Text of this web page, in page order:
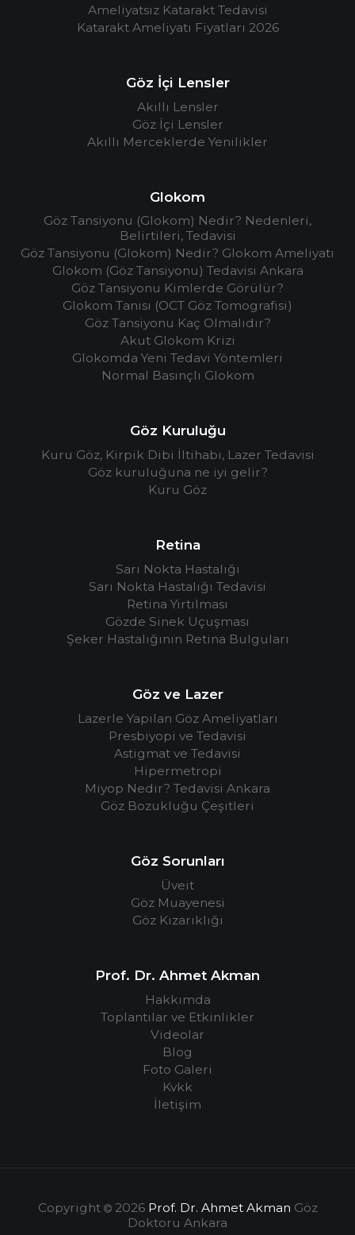
Ameliyatsız Katarakt Tedavisi
Katarakt Ameliyatı Fiyatları 2026
Göz İçi Lensler
Akıllı Lensler
Göz İçi Lensler
Akıllı Merceklerde Yenilikler
Glokom
Göz Tansiyonu (Glokom) Nedir? Nedenleri,
Belirtileri, Tedavisi
Göz Tansiyonu (Glokom) Nedir? Glokom Ameliyatı
Glokom (Göz Tansiyonu) Tedavisi Ankara
Göz Tansiyonu Kimlerde Görülür?
Glokom Tanısı (OCT Göz Tomografisi)
Göz Tansiyonu Kaç Olmalıdır?
Akut Glokom Krizi
Glokomda Yeni Tedavi Yöntemleri
Normal Basınçlı Glokom
Göz Kuruluğu
Kuru Göz, Kirpik Dibi İltihabı, Lazer Tedavisi
Göz kuruluğuna ne iyi gelir?
Kuru Göz
Retina
Sarı Nokta Hastalığı
Sarı Nokta Hastalığı Tedavisi
Retina Yırtılması
Gözde Sinek Uçuşması
Şeker Hastalığının Retina Bulguları
Göz ve Lazer
Lazerle Yapılan Göz Ameliyatları
Presbiyopi ve Tedavisi
Astigmat ve Tedavisi
Hipermetropi
Miyop Nedir? Tedavisi Ankara
Göz Bozukluğu Çeşitleri
Göz Sorunları
Üveit
Göz Muayenesi
Göz Kızarıklığı
Prof. Dr. Ahmet Akman
Hakkımda
Toplantılar ve Etkinlikler
Videolar
Blog
Foto Galeri
Kvkk
İletişim
Copyright 2026 Prof. Dr. Ahmet Akman Göz
Doktoru Ankara